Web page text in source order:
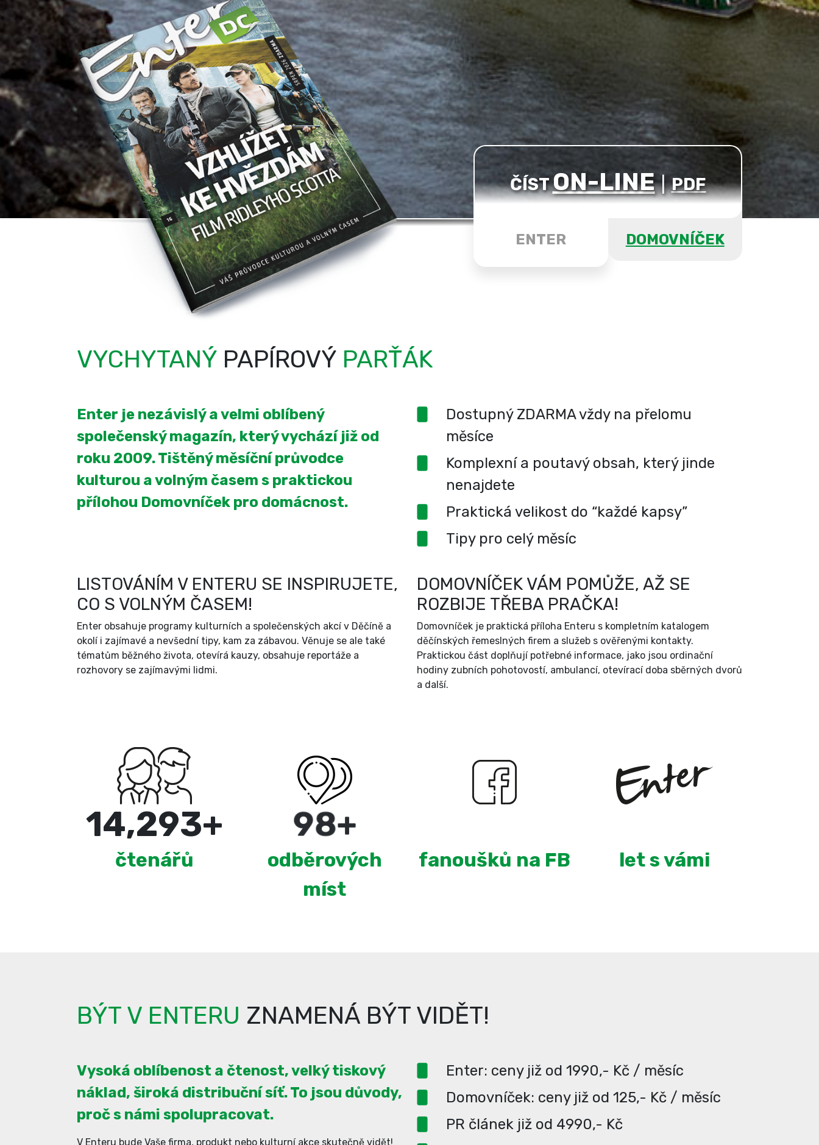
ČÍSTON-LINE | PDF
ENTER DOMOVNÍČEK
VYCHYTANÝ PAPÍROVÝ PARŤÁK
Enter je nezávislý a velmi oblíbený
společenský magazín, který vychází již od
roku 2009. Tištěný měsíční průvodce
kulturou a volným časem s praktickou
přílohou Domovníček pro domácnost.
Dostupný ZDARMA vždy na přelomu
měsíce
Komplexní a poutavý obsah, který jinde
nenajdete
Praktická velikost do “každé kapsy”
Tipy pro celý měsíc
LISTOVÁNÍM V ENTERU SE INSPIRUJETE,
CO S VOLNÝM ČASEM!
Enter obsahuje programy kulturních a společenských akcí v Děčíně a
okolí i zajímavé a nevšední tipy, kam za zábavou. Věnuje se ale také
tématům běžného života, otevírá kauzy, obsahuje reportáže a
rozhovory se zajímavými lidmi.
DOMOVNÍČEK VÁM POMŮŽE, AŽ SE
ROZBIJE TŘEBA PRAČKA!
Domovníček je praktická příloha Enteru s kompletním katalogem
děčínských řemeslných firem a služeb s ověřenými kontakty.
Praktickou část doplňují potřebné informace, jako jsou ordinační
hodiny zubních pohotovostí, ambulancí, otevírací doba sběrných dvorů
a další.
15,000+
čtenářů
180+
odběrových
míst
fanoušků na FB let s vámi
BÝT V ENTERU ZNAMENÁ BÝT VIDĚT!
Vysoká oblíbenost a čtenost, velký tiskový
náklad, široká distribuční síť. To jsou důvody,
proč s námi spolupracovat.
V Enteru bude Vaše firma, produkt nebo kulturní akce skutečně vidět!
Enter: ceny již od 1990,- Kč / měsíc
Domovníček: ceny již od 125,- Kč / měsíc
PR článek již od 4990,- Kč